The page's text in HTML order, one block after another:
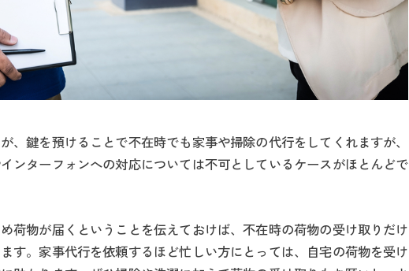
、鍵を預けることで不在時でも家事や掃除の代行をしてくれますが、
ンターフォンへの対応については不可としているケースがほとんどで
荷物が届くということを伝えておけば、不在時の荷物の受け取りだけ
す。家事代行を依頼するほど忙しい方にとっては、自宅の荷物を受け